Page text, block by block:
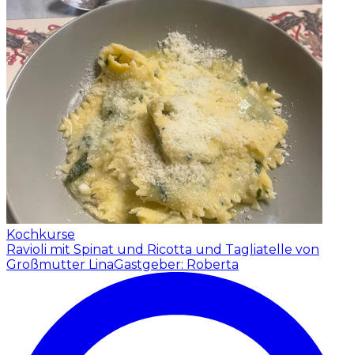
Kochkurse
Ravioli mit Spinat und Ricotta und Tagliatelle von
Großmutter LinaGastgeber: Roberta